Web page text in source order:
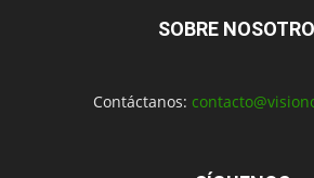
SOBRE
Contáctanos: